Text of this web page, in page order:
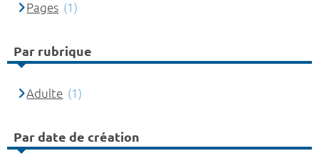
Pages (1)
Par rubrique
Adulte (1)
Par date de création